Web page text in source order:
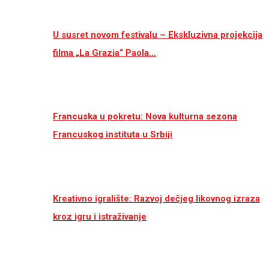
U susret novom festivalu – Ekskluzivna projekcija
filma „La Grazia“ Paola…
Francuska u pokretu: Nova kulturna sezona
Francuskog instituta u Srbiji
Kreativno igralište: Razvoj dečjeg likovnog izraza
kroz igru i istraživanje